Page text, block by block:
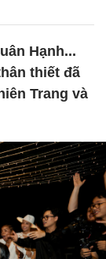
Hạnh...
thiết đã
Trang và